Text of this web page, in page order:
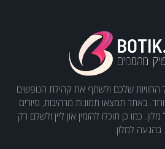
החוויות שלכם ולשתף את קהילת הנופשים
באתר תמצאו תמונות מרהיבות, סיורים
כמו כן תוכלו להזמין און ליין ולשלם רק
בהגעה למלון.